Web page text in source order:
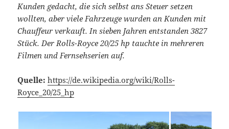
Kunden gedacht, die sich selbst ans Steuer setzen
wollten, aber viele Fahrzeuge wurden an Kunden mit
Chauffeur verkauft. In sieben Jahren entstanden 3827
Stück. Der Rolls-Royce 20/25 hp tauchte in mehreren
Filmen und Fernsehserien auf.
Quelle: https://de.wikipedia.org/wiki/Rolls-
Royce_20/25_hp